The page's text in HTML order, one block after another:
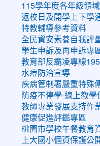
115學年度各年級領
返校日及開學上下學
特教輔導參考資料
全民資安素養自我評
學生申訴及再申訴專
教育部反霸凌專線
水痘防治宣導
疾病管制署嚴重特殊
防疫不停學-線上教學
教師專業發展支持作
健康促進評鑑專區
桃園市學校午餐教育
上大國小個資保護公